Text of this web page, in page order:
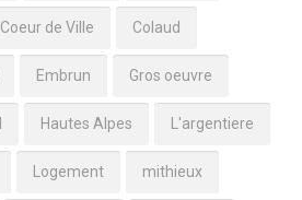
Coeur de Ville Colaud
Embrun Gros oeuvre
Hautes Alpes L'argentiere
Logement mithieux